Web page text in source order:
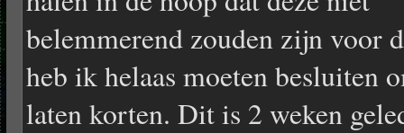
belemmerend zouden zijn voor
heb ik helaas moeten besluiten
laten korten. Dit is 2 weken